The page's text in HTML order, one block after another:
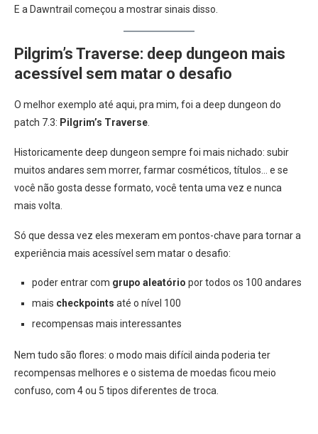
E a Dawntrail começou a mostrar sinais disso.
Pilgrim’s Traverse: deep dungeon mais
acessível sem matar o desafio
O melhor exemplo até aqui, pra mim, foi a deep dungeon do
patch 7.3: Pilgrim’s Traverse
Historicamente deep dungeon sempre foi mais nichado: subir
muitos andares sem morrer, farmar cosméticos, títulos… e se
você não gosta desse formato, você tenta uma vez e nunca
mais volta.
Só que dessa vez eles mexeram em pontos-chave para tornar a
experiência mais acessível sem matar o desafio:
poder entrar com grupo aleatório por todos os 100 andares
mais checkpoints até o nível 100
recompensas mais interessantes
Nem tudo são flores: o modo mais difícil ainda poderia ter
recompensas melhores e o sistema de moedas ficou meio
confuso, com 4 ou 5 tipos diferentes de troca.